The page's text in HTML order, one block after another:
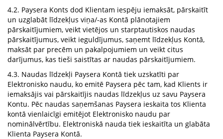
4.2. Paysera Konts dod Klientam iespēju iemaksāt, pārskaitīt
un uzglabāt līdzekļus viņa/-as Kontā plānotajiem
pārskaitījumiem, veikt vietējos un starptautiskos naudas
pārskaitījumus, veikt ieguldījumus, saņemt līdzekļus Kontā,
maksāt par precēm un pakalpojumiem un veikt citus
darījumus, kas tieši saistītas ar naudas pārskaitījumiem.
4.3. Naudas līdzekļi Paysera Kontā tiek uzskatīti par
Elektronisko naudu, ko emitē Paysera pēc tam, kad Klients ir
iemaksājis vai pārskaitījis naudas līdzekļus uz savu Paysera
Kontu. Pēc naudas saņemšanas Paysera ieskaita tos Klienta
kontā vienlaicīgi emitējot Elektronisko naudu par
nominālvērtību. Elektroniskā nauda tiek ieskaitīta un glabāta
Klienta Paysera Kontā.